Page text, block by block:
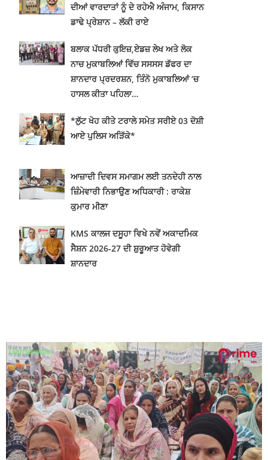
ਦੀਆਂ ਵਾਰਦਾਤਾਂ ਨੂੰ ਦੇ ਰਹੇਐ ਅੰਜਾਮ, ਕਿਸਾਨ
ਡਾਢੇ ਪ੍ਰੇਸ਼ਾਨ – ਲੱਕੀ ਰਾਏ
ਬਲਾਕ ਪੱਧਰੀ ਕੁਇਜ਼,ਏਡਜ਼ ਲੇਖ ਅਤੇ ਲੋਕ
ਨਾਚ ਮੁਕਾਬਲਿਆਂ ਵਿੱਚ ਸਸਸਸ ਡੱਫਰ ਦਾ
ਸ਼ਾਨਦਾਰ ਪ੍ਰਦਰਸ਼ਨ, ਤਿੰਨੋ ਮੁਕਾਬਲਿਆਂ ‘ਚ
ਹਾਸਲ ਕੀਤਾ ਪਹਿਲਾ…
*ਲੁੱਟ ਖੋਹ ਕੀਤੇ ਟਰਾਲੇ ਸਮੇਤ ਸਰੀਏ 03 ਦੋਸ਼ੀ
ਆਏ ਪੁਲਿਸ ਅੜਿੱਕੇ*
ਆਜ਼ਾਦੀ ਦਿਵਸ ਸਮਾਗਮ ਲਈ ਤਨਦੇਹੀ ਨਾਲ
ਜ਼ਿੰਮੇਵਾਰੀ ਨਿਭਾਉਣ ਅਧਿਕਾਰੀ : ਰਾਕੇਸ਼
ਕੁਮਾਰ ਮੀਣਾ
KMS ਕਾਲਜ ਦਸੂਹਾ ਵਿਖੇ ਨਵੇਂ ਅਕਾਦਮਿਕ
ਸੈਸ਼ਨ 2026-27 ਦੀ ਸ਼ੁਰੂਆਤ ਹੋਵੇਗੀ
ਸ਼ਾਨਦਾਰ